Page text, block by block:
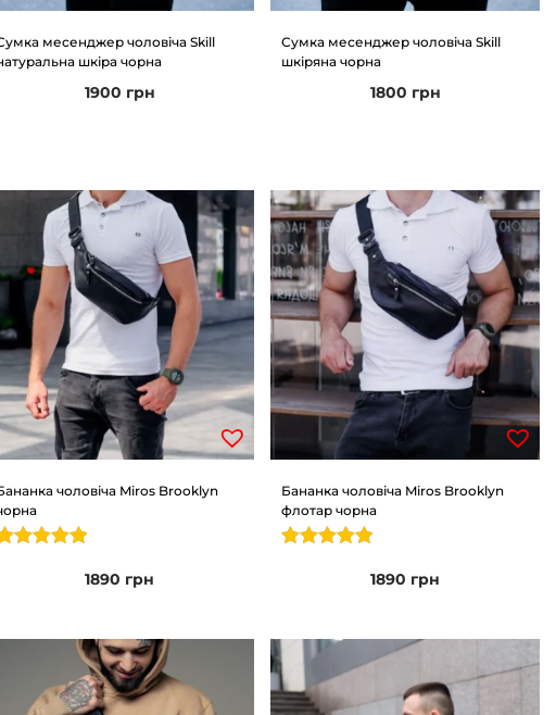
месенджер чоловіча Skill
шкіра чорна
1900 грн
Сумка месенджер чоловіча Skill
шкіряна чорна
1800 грн
чоловіча Miros Brooklyn
1890 грн
Бананка чоловіча Miros Brooklyn
флотар чорна
1890 грн